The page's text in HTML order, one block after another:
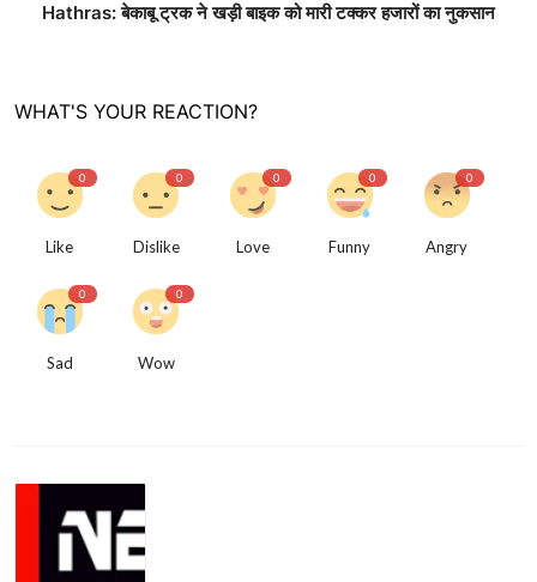
Hathras: बेकाबू ट्रक ने खड़ी बाइक को मारी टक्कर हजारों का नुकसान
WHAT'S YOUR REACTION?
0
Like
0
Dislike
0
Love
0
Funny
0
Angry
0
Sad
0
Wow